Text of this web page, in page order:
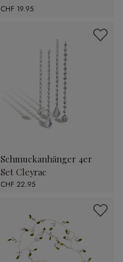
CHF 19.95
Schmuckanhänger 4er
Set Cleyrac
CHF 22.95